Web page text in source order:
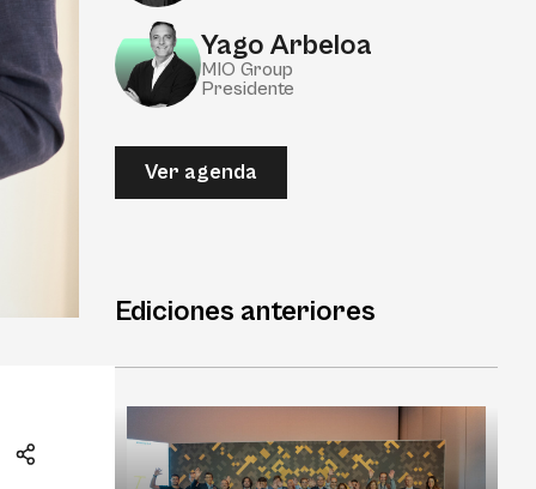
Yago Arbeloa
MIO Group
Presidente
Ver agenda
Ediciones anteriores